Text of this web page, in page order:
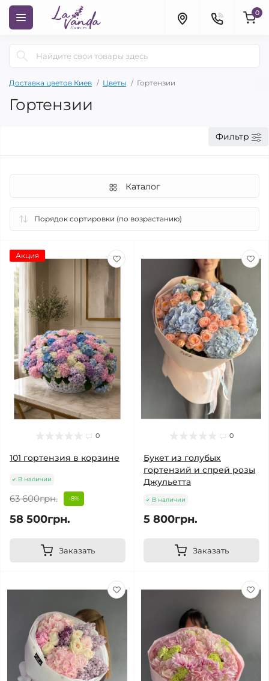
0
Доставка цветов Киев Цветы Гортензии
Гортензии
Фильтр
Каталог
Акция
0
101 гортензия в корзине
В наличии
63 600грн. -8%
58 500грн.
Заказать
0
Букет из голубых
гортензий и спрей розы
Джульетта
В наличии
5 800грн.
Заказать